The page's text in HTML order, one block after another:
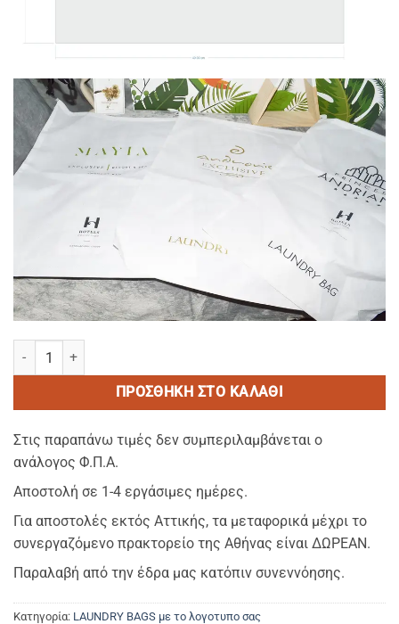
NON WOVEN Laundry Bags Levante ME TO ΛΟΓΟΤΥΠΟ ΣΑΣ / σε
ΠΡΟΣΘΉΚΗ ΣΤΟ ΚΑΛΆΘΙ
Στις παραπάνω τιμές δεν συμπεριλαμβάνεται ο
ανάλογος Φ.Π.Α.
Αποστολή σε 1-4 εργάσιμες ημέρες.
Για αποστολές εκτός Αττικής, τα μεταφορικά μέχρι το
συνεργαζόμενο πρακτορείο της Αθήνας είναι ΔΩΡΕΑΝ.
Παραλαβή από την έδρα μας κατόπιν συνεννόησης.
Κατηγορία: LAUNDRY BAGS με το λογοτυπο σας